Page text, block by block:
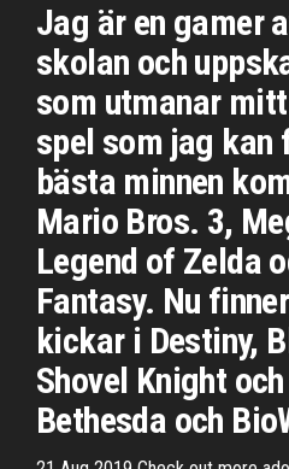
Jag är en gamer
skolan och
som utmanar
spel som jag kan
bästa minnen
Mario Bros. 3,
Legend of Zelda
Fantasy. Nu
kickar i Destiny,
Shovel Knight
Bethesda och